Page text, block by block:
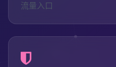
流量入口